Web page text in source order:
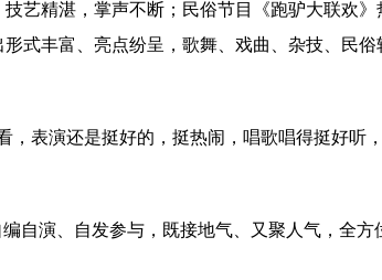
艺精湛，掌声不断；民俗节目《跑驴大联欢》
式丰富、亮点纷呈，歌舞、戏曲、杂技、民俗
，表演还是挺好的，挺热闹，唱歌唱得挺好听
自演、自发参与，既接地气、又聚人气，全方